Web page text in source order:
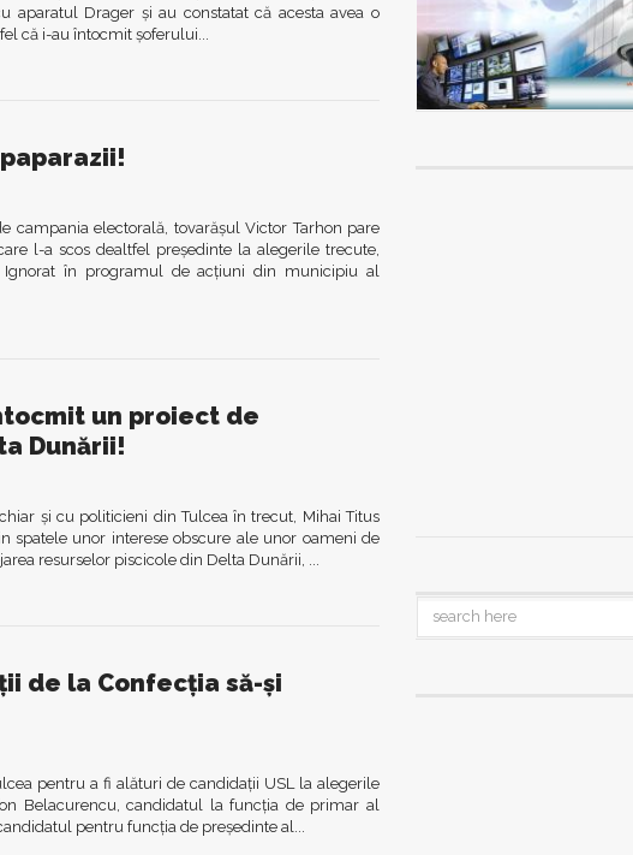
aparatul Drager şi au constatat că acesta avea o
că i-au întocmit şoferului...
campania electorală, tovarășul Victor Tarhon pare
l-a scos dealtfel președinte la alegerile trecute,
în programul de acțiuni din municipiu al
un proiect de
Dunării!
și cu politicieni din Tulcea în trecut, Mihai Titus
unor interese obscure ale unor oameni de
resurselor piscicole din Delta Dunării, ...
de la Confecția să-și
pentru a fi alături de candidații USL la alegerile
Belacurencu, candidatul la funcția de primar al
pentru funcția de președinte al...